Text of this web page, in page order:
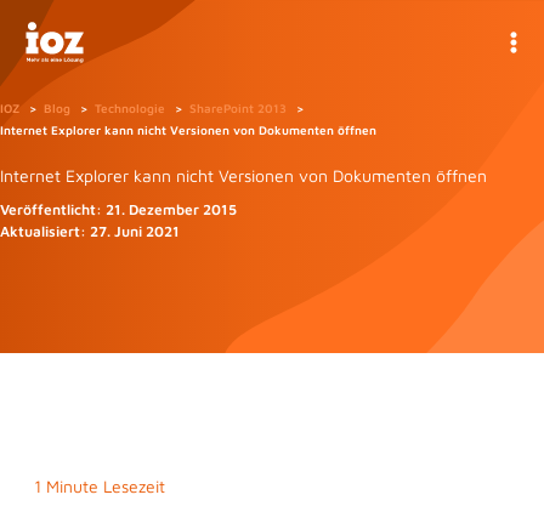
Inhalt
springen
IOZ Blog Technologie
SharePoint 2013
Internet Explorer kann nicht Versionen von Dokumenten öffnen
Internet Explorer kann nicht Versionen von Dokumenten öffnen
Veröffentlicht: 21. Dezember 2015
Aktualisiert: 27. Juni 2021
1 Minute Lesezeit